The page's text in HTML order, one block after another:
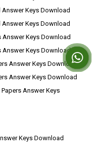
Answer Keys Download
Answer Keys Download
Answer Keys Download
Answer Keys Download
Answer Keys Download
Answer Keys Download
Answer Keys
Keys Download